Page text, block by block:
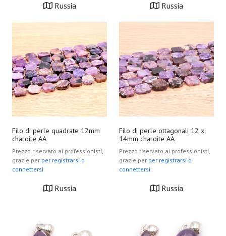
Russia Russia
Filo di perle quadrate 12mm
charoite AA
Prezzo riservato ai professionisti,
grazie per per registrarsi o
connettersi
Russia
Filo di perle ottagonali 12 x
14mm charoite AA
Prezzo riservato ai professionisti,
grazie per per registrarsi o
connettersi
Russia